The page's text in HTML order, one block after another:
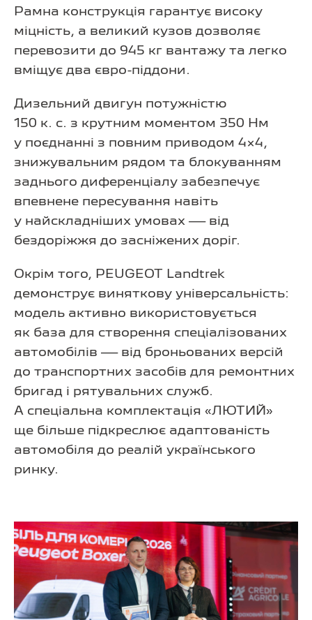
Рамна конструкція гарантує високу
міцність, а великий кузов дозволяє
перевозити до 945 кг вантажу та легко
вміщує два євро-піддони.
Дизельний двигун потужністю
150 к. с. з крутним моментом 350 Нм
у поєднанні з повним приводом 4×4,
знижувальним рядом та блокуванням
заднього диференціалу забезпечує
впевнене пересування навіть
у найскладніших умовах — від
бездоріжжя до засніжених доріг.
Окрім того, PEUGEOT Landtrek
демонструє виняткову універсальність:
модель активно використовується
як база для створення спеціалізованих
автомобілів — від броньованих версій
до транспортних засобів для ремонтних
бригад і рятувальних служб.
А спеціальна комплектація «ЛЮТИЙ»
ще більше підкреслює адаптованість
автомобіля до реалій українського
ринку.